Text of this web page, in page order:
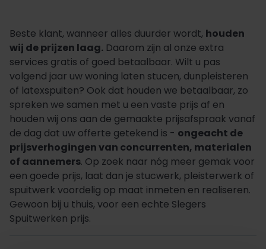
Beste klant, wanneer alles duurder wordt, houden
wij de prijzen laag. Daarom zijn al onze extra
services gratis of goed betaalbaar. Wilt u pas
volgend jaar uw woning laten stucen, dunpleisteren
of latexspuiten? Ook dat houden we betaalbaar, zo
spreken we samen met u een vaste prijs af en
houden wij ons aan de gemaakte prijsafspraak vanaf
de dag dat uw offerte getekend is - ongeacht de
prijsverhogingen van concurrenten, materialen
of aannemers. Op zoek naar nóg meer gemak voor
een goede prijs, laat dan je stucwerk, pleisterwerk of
spuitwerk voordelig op maat inmeten en realiseren.
Gewoon bij u thuis, voor een echte Slegers
Spuitwerken prijs.